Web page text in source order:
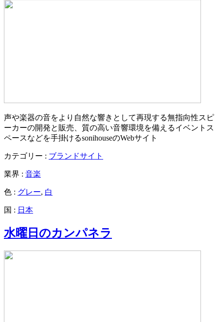
声や楽器の音をより自然な響きとして再現する無指向性スピ
ーカーの開発と販売、質の高い音響環境を備えるイベントス
ペースなどを手掛けるsonihouseのWebサイト
カテゴリー : ブランドサイト
業界 : 音楽
色 : グレー, 白
国 : 日本
水曜日のカンパネラ